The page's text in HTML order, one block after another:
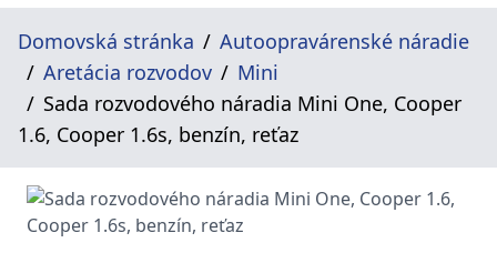
Domovská stránka
Autoopravárenské náradie
Aretácia rozvodov
Mini
Sada rozvodového náradia Mini One, Cooper
1.6, Cooper 1.6s, benzín, reťaz